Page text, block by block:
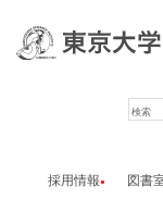
採用情報 図書